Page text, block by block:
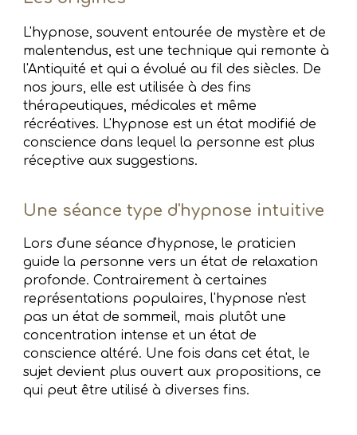
L'hypnose, souvent entourée de mystère et de
malentendus, est une technique qui remonte à
l'Antiquité et qui a évolué au fil des siècles. De
nos jours, elle est utilisée à des fins
thérapeutiques, médicales et même
récréatives. L'hypnose est un état modifié de
conscience dans lequel la personne est plus
réceptive aux suggestions.
Une séance type d'hypnose intuitive
Lors d'une séance d'hypnose,le praticien
guide la personne vers un état de relaxation
profonde. Contrairement à certaines
représentations populaires, l'hypnose n'est
pas un état de sommeil, mais plutôt une
concentration intense et un état de
conscience altéré. Une fois dans cet état, le
sujet devient plus ouvert aux propositions, ce
qui peut être utilisé à diverses fins.